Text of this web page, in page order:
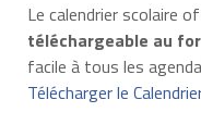
Le calendrier scolaire
téléchargeable au
facile à tous les
Télécharger le